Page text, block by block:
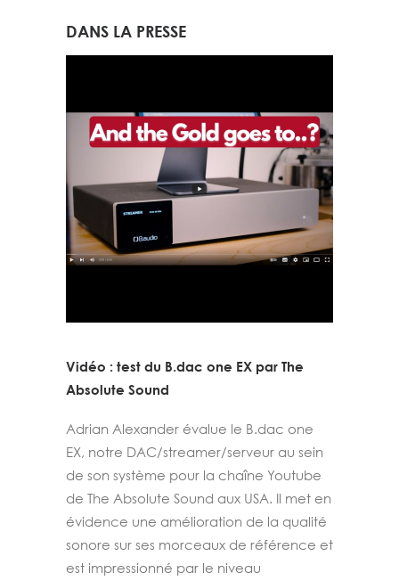
DANS LA PRESSE
Vidéo : test du B.dac one EX par The
Absolute Sound
Adrian Alexander évalue le B.dac one
EX, notre DAC/streamer/serveur au sein
de son système pour la chaîne Youtube
de The Absolute Sound aux USA. Il met en
évidence une amélioration de la qualité
sonore sur ses morceaux de référence et
est impressionné par le niveau